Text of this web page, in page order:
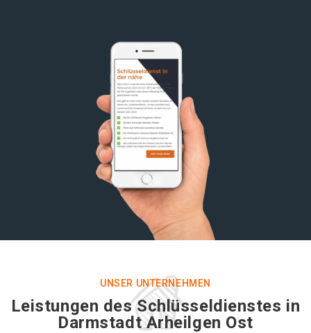
UNSER UNTERNEHMEN
Leistungen des Schlüsseldienstes in
Darmstadt Arheilgen Ost